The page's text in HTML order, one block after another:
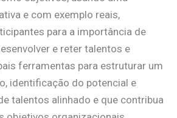
e com exemplo reais,
para a importância de
e reter talentos e
ferramentas para estruturar um
identificação do potencial e
talentos alinhado e que contribua